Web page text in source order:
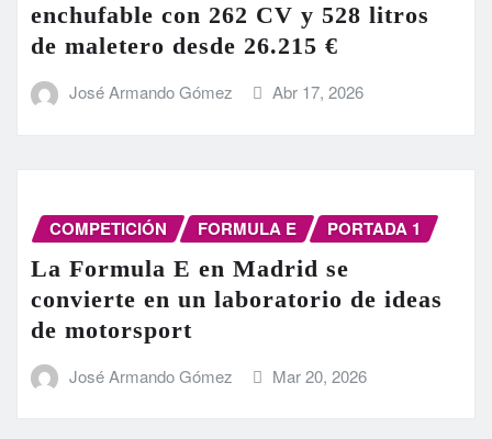
enchufable con 262 CV y 528 litros
de maletero desde 26.215 €
José Armando Gómez Abr 17, 2026
COMPETICIÓN FORMULA E PORTADA 1
La Formula E en Madrid se
convierte en un laboratorio de ideas
de motorsport
José Armando Gómez Mar 20, 2026